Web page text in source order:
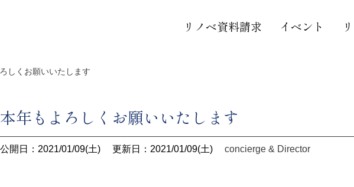
リノベ資料請求 イベント
しくお願いいたします
本年もよろしくお願いいたします
公開日：2021/01/09(土) 更新日：2021/01/09(土) concierge & Director